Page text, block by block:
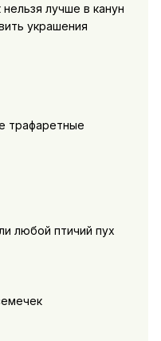
лучше в канун
украшения
трафаретные
любой птичий пух